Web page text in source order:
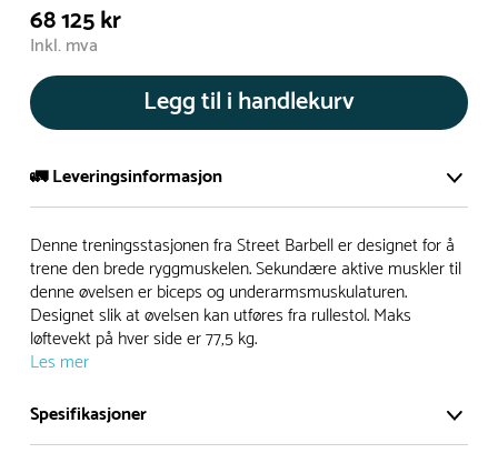
68 125 kr
Inkl. mva
Legg til i handlekurv
🚛 Leveringsinformasjon
De aller fleste av våre lekeapparat produseres på bestilling.
Leveringstid på bestillingsvarer vil være 8+ uker.
I høysesong må lengre leveringstid påregnes.
Rask levering
Hos oss finner du flere produkter merket ‘Rask Levering’.
Dette er produkter som normalt sett er bestillingsvarer,
Denne treningsstasjonen fra Street Barbell er designet for å
trene den brede ryggmuskelen. Sekundære aktive muskler til
denne øvelsen er biceps og underarmsmuskulaturen.
Designet slik at øvelsen kan utføres fra rullestol. Maks
løftevekt på hver side er 77,5 kg.
Les mer
Spesifikasjoner